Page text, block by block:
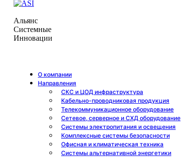
Альянс
Системные
Инновации
О компании
Направления
СКС и ЦОД инфраструктура
Кабельно-проводниковая продукция
Телекоммуникационное оборудование
Сетевое, серверное и СХД оборудование
Системы электропитания и освещения
Комплексные системы безопасности
Офисная и климатическая техника
Системы альтернативной энергетики